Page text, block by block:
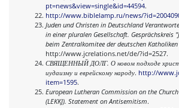
pt=news&view=single&id=44594.
http://www.biblelamp.ru/news/
Juden und Christen in Deutschland
in einer pluralen Gesellschaft. Gesprächskreis
beim Zentralkomitee der deutschen Katholiken
http://www.jcrelations.net/de/?id=2527.
СВЯЩЕННЫЙ ДОЛГ. О новом подходе
иудаизму и еврейскому народу. http://
item=1595.
European Lutheran Commission on the
(LEKKJ). Statement on Antisemitism.